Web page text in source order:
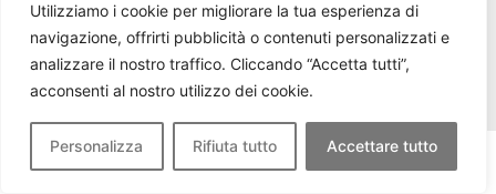
Utilizziamo i cookie per migliorare la tua esperienza di
navigazione, offrirti pubblicità o contenuti personalizzati e
analizzare il nostro traffico. Cliccando “Accetta tutti”,
acconsenti al nostro utilizzo dei cookie.
Personalizza Rifiuta tutto Accettare tutto
Silano CS
NOSTRI
LUOGHI